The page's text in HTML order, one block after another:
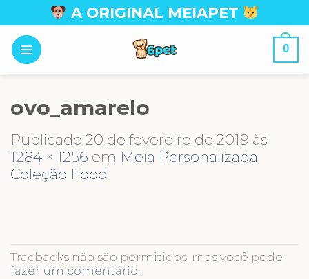
to
content
A ORIGINAL MEIAPET
0
ovo_amarelo
Publicado 20 de fevereiro de 2019 às
1284 × 1256 em Meia Personalizada
Coleção Food
Tracbacks não são permitidos, mas você pode
fazer um comentário.